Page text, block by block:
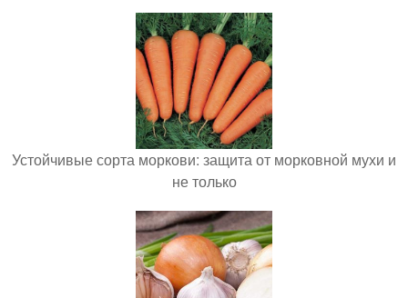
Устойчивые сорта моркови: защита от морковной мухи и
не только